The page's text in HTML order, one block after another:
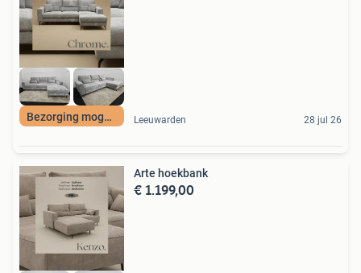
Bezorging mogelijk Leeuwarden 28 jul 26
Arte hoekbank
€ 1.199,00